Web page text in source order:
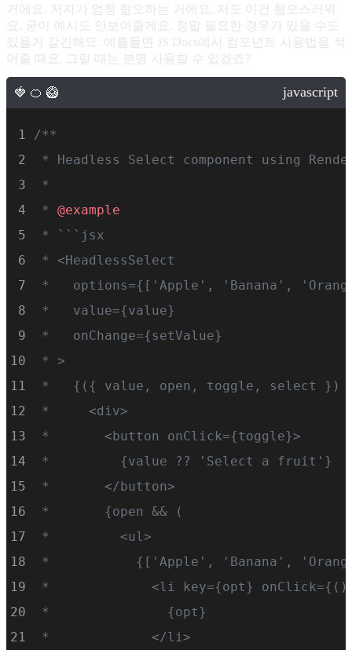
거에요. 저자가 엄청 혐오하는 거에요. 저도 이건 혐오스러워
요. 굳이 예시도 안보여줄게요. 정말 필요한 경우가 있을 수도
있을거 같긴해요. 예를들면 JS Docs에서 컴포넌트 사용법을 적
어줄 때요. 그럴 때는 분명 사용할 수 있겠죠?
/**
* Headless Select component using
*
* @example
* ```jsx
* <HeadlessSelect
*   options={['Apple', 'Banana',
*   value={value}
*   onChange={setValue}
* >
*   {({ value, open, toggle, select })
*     <div>
*       <button onClick={toggle}>
*         {value ?? 'Select a fruit'}
*       </button>
*       {open && (
*         <ul>
*           {['Apple', 'Banana',
*             <li key={opt} onClick={()
*               {opt}
*             </li>